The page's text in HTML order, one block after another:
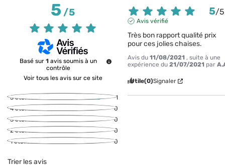
5/5
Basé sur 1 avis soumis à un
contrôle
Voir tous les avis sur ce site
5étoiles
1
4étoiles
0
3étoiles
0
2étoiles
0
1étoile 0
Trier les avis
5/5
Avis vérifié
Très bon rapport qualité prix
pour ces jolies chaises.
Avis du11/08/2021 , suite à une
expérience du21/07/2021 par
Utile(0)Signaler